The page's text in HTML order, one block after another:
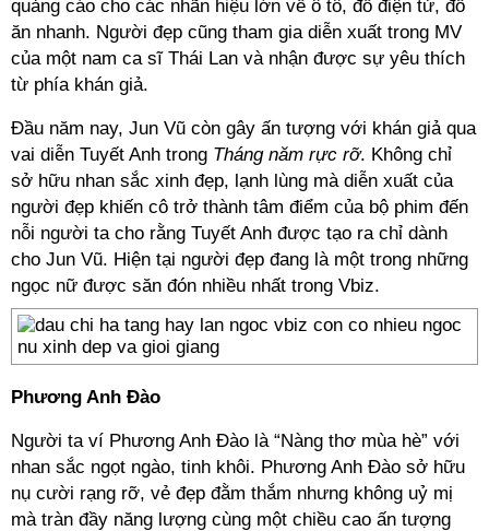
quảng cáo cho các nhãn hiệu lớn về ô tô, đồ điện tử, đồ
ăn nhanh. Người đẹp cũng tham gia diễn xuất trong MV
của một nam ca sĩ Thái Lan và nhận được sự yêu thích
từ phía khán giả.
Đầu năm nay, Jun Vũ còn gây ấn tượng với khán giả qua
vai diễn Tuyết Anh trong Tháng năm rực rỡ. Không chỉ
sở hữu nhan sắc xinh đẹp, lạnh lùng mà diễn xuất của
người đẹp khiến cô trở thành tâm điểm của bộ phim đến
nỗi người ta cho rằng Tuyết Anh được tạo ra chỉ dành
cho Jun Vũ. Hiện tại người đẹp đang là một trong những
ngọc nữ được săn đón nhiều nhất trong Vbiz.
Phương Anh Đào
Người ta ví Phương Anh Đào là “Nàng thơ mùa hè” với
nhan sắc ngọt ngào, tinh khôi. Phương Anh Đào sở hữu
nụ cười rạng rỡ, vẻ đẹp đằm thắm nhưng không uỷ mị
mà tràn đầy năng lượng cùng một chiều cao ấn tượng